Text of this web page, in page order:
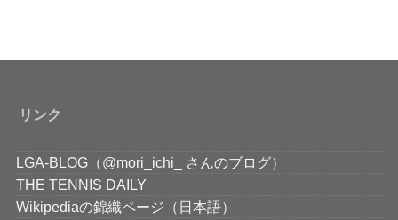
リンク
LGA-BLOG（@mori_ichi_ さんのブログ）
THE TENNIS DAILY
Wikipediaの錦織ページ（日本語）